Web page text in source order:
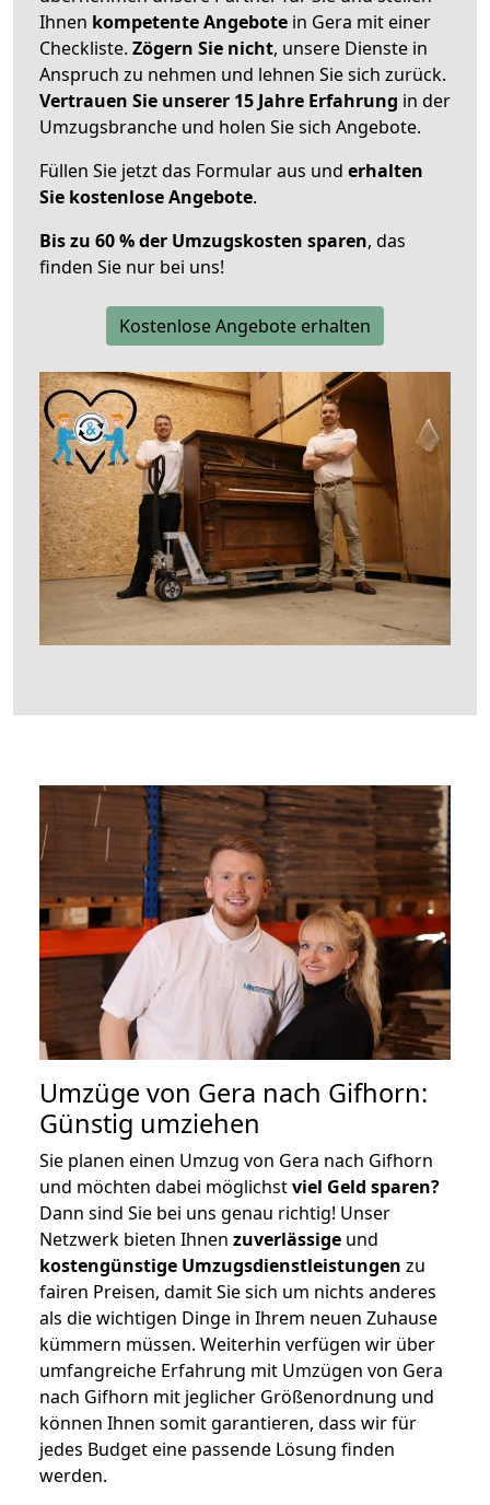
Ihnen kompetente Angebote in Gera mit einer
Checkliste. Zögern Sie nicht, unsere Dienste in
Anspruch zu nehmen und lehnen Sie sich zurück.
Vertrauen Sie unserer 15 Jahre Erfahrung in der
Umzugsbranche und holen Sie sich Angebote.
Füllen Sie jetzt das Formular aus und erhalten
Sie kostenlose Angebote.
Bis zu 60 % der Umzugskosten sparen, das
finden Sie nur bei uns!
Kostenlose Angebote erhalten
Umzüge von Gera nach Gifhorn:
Günstig umziehen
Sie planen einen Umzug von Gera nach Gifhorn
und möchten dabei möglichstviel Geld sparen?
Dann sind Sie bei uns genau richtig! Unser
Netzwerk bieten Ihnen zuverlässige und
kostengünstige Umzugsdienstleistungen zu
fairen Preisen, damit Sie sich um nichts anderes
als die wichtigen Dinge in Ihrem neuen Zuhause
kümmern müssen. Weiterhin verfügen wir über
umfangreiche Erfahrung mit Umzügen von Gera
nach Gifhorn mit jeglicher Größenordnung und
können Ihnen somit garantieren, dass wir für
jedes Budget eine passende Lösung finden
werden.